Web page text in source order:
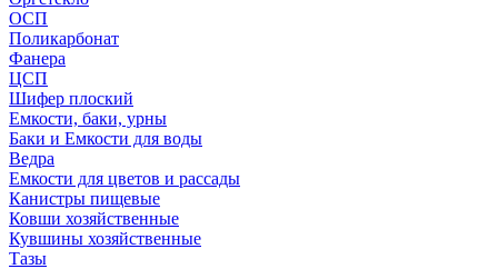
ОСП
Поликарбонат
Фанера
ЦСП
Шифер плоский
Емкости, баки, урны
Баки и Емкости для воды
Ведра
Емкости для цветов и рассады
Канистры пищевые
Ковши хозяйственные
Кувшины хозяйственные
Тазы